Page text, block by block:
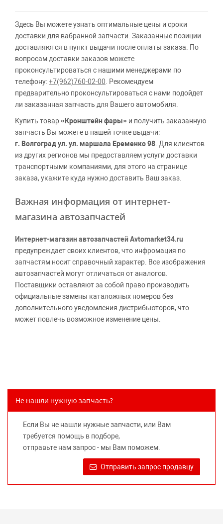
Здесь Вы можете узнать оптимальные цены и сроки
доставки для вабранной запчасти. Заказанные позиции
доставляются в пункт выдачи после оплаты заказа. По
вопросам доставки заказов можете
проконсультироваться с нашими менеджерами по
телефону:+7(962)760-02-00 . Рекомендуем
предварительно проконсультироваться с нами подойдет
ли заказанная запчасть для Вашего автомобиля.
Купить товар«Кронштейн фары» и получить заказанную
запчасть Вы можете в нашей точке выдачи:
г. Волгоград ул. ул. маршала Еременко 98 . Для клиентов
из других регионов мы предоставляем услуги доставки
транспортными компаниями, для этого на странице
заказа, укажите куда нужно доставить Ваш заказ.
Важная информация от интернет-
магазина автозапчастей
Интернет-магазин автозапчастей Avtomarket34.ru
предупреждает своих клиентов, что инфромация по
запчастям носит справочный характер. Все изображения
автозапчастей могут отличаться от аналогов.
Поставщики оставляют за собой право производить
официальные замены каталожных номеров без
дополнительного уведомления дистрибьюторов, что
может повлечь возможное изменение цены.
предлагаемых к продаже запасных частей для
правообладателей указанных товарных знаков.
Требование предоставлять покупателю необходимую и
достоверную информацию о товаре, предлагаемом к
продаже, обеспечивающую возможность их правильного
выбора возложено на продавца (изготовителя) Законом
«О защите прав потребителей».
Не нашли нужную запчасть?
Если Вы не нашли нужные запчасти, или Вам
требуется помощь в подборе,
отправьте нам запрос - мы Вам поможем.
Отправить запрос продавцу